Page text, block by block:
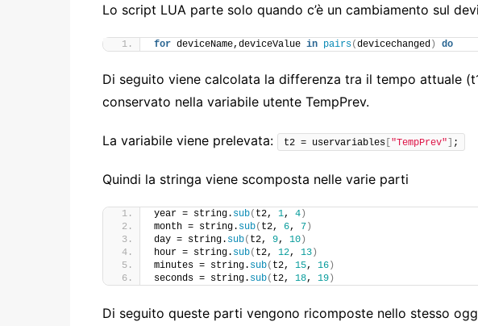
Lo script LUA parte solo quando c’è un cambiamento sul
for deviceName,deviceValue in pairs(devicechanged ) do
Di seguito viene calcolata la differenza tra il tempo attuale
conservato nella variabile utente TempPrev.
La variabile viene prelevata: t2 = uservariables ["TempPrev"] ;
Quindi la stringa viene scomposta nelle varie parti
year = string. sub( t2, 1, 4)
month = string. sub( t2, 6, 7)
day = string. sub( t2, 9, 10)
hour = string. sub( t2, 12, 13)
minutes = string. sub( t2, 15, 16)
seconds = string. sub( t2, 18, 19)
Di seguito queste parti vengono ricomposte nello stesso